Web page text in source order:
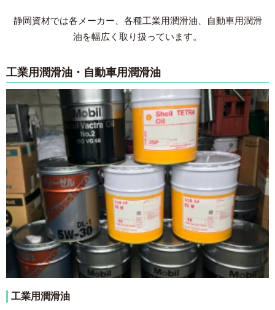
静岡資材では各メーカー、各種工業用潤滑油、自動車用潤滑
油を幅広く取り扱っています。
工業用潤滑油・自動車用潤滑油
工業用潤滑油